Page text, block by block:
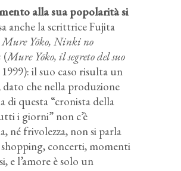
alla sua popolarità si
anche la scrittrice Fujita
Mure Yōko, Ninki no
(Mure Yōko, il segreto del suo
il suo caso risulta un
dato che nella produzione
di questa “cronista della
i giorni” non c’è
né frivolezza, non si parla
concerti, momenti
e l’amore è solo un